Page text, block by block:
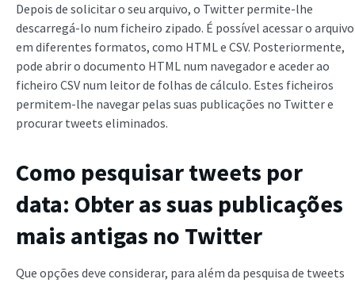
Depois de solicitar o seu arquivo, o Twitter permite-lhe
descarregá-lo num ficheiro zipado. É possível acessar o arquivo
em diferentes formatos, como HTML e CSV. Posteriormente,
pode abrir o documento HTML num navegador e aceder ao
ficheiro CSV num leitor de folhas de cálculo. Estes ficheiros
permitem-lhe navegar pelas suas publicações no Twitter e
procurar tweets eliminados.
Como pesquisar tweets por
data: Obter as suas publicações
mais antigas no Twitter
Que opções deve considerar, para além da pesquisa de tweets